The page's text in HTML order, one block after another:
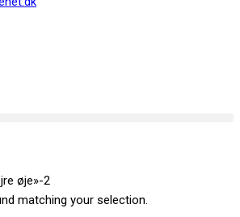
øje»-2
matching your selection.